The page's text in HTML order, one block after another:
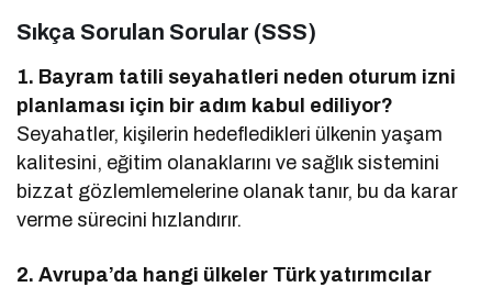
Sıkça Sorulan Sorular (SSS)
1. Bayram tatili seyahatleri neden oturum izni
planlaması için bir adım kabul ediliyor?
Seyahatler, kişilerin hedefledikleri ülkenin yaşam
kalitesini, eğitim olanaklarını ve sağlık sistemini
bizzat gözlemlemelerine olanak tanır, bu da karar
verme sürecini hızlandırır.
2. Avrupa’da hangi ülkeler Türk yatırımcılar